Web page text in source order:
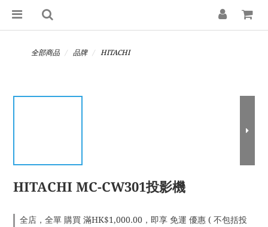
全部商品 品牌 HITACHI
HITACHI MC-CW301投影機
全店，全單 購買 滿HK$1,000.00，即享 免運 優惠 ( 不包括投